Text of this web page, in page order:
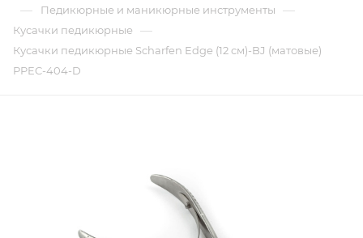
— Педикюрные и маникюрные инструменты —
Кусачки педикюрные —
Кусачки педикюрные Scharfen Edge (12 см)-BJ (матовые)
PPEC-404-D